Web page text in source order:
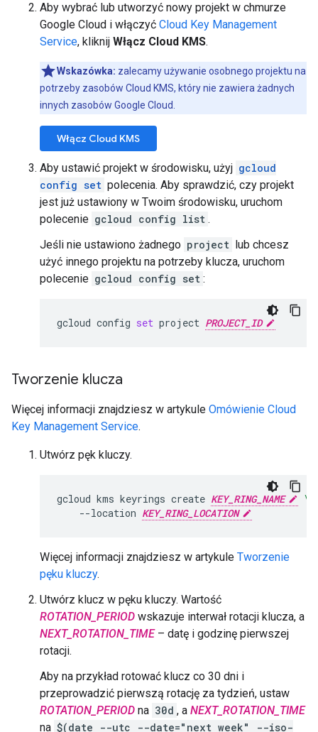
Aby wybrać lub utworzyć nowy projekt w chmurze
Google Cloud i włączyć Cloud Key Management
Service, kliknij Włącz Cloud KMS.
Wskazówka: zalecamy używanie osobnego projektu na
potrzeby zasobów Cloud KMS, który nie zawiera żadnych
innych zasobów Google Cloud.
Włącz Cloud KMS
Aby ustawić projekt w środowisku, użyj gcloud
config set polecenia. Aby sprawdzić, czy projekt
jest już ustawiony w Twoim środowisku, uruchom
polecenie gcloud config list .
Jeśli nie ustawiono żadnego project lub chcesz
użyć innego projektu na potrzeby klucza, uruchom
polecenie gcloud config set :
gcloud config set project PROJECT_ID
Tworzenie klucza
Więcej informacji znajdziesz w artykule Omówienie Cloud
Key Management Service.
Utwórz pęk kluczy.
gcloud kms keyrings create KEY_RING_NAME
\
--location KEY_RING_LOCATION
Więcej informacji znajdziesz w artykule Tworzenie
pęku kluczy.
Utwórz klucz w pęku kluczy. Wartość
ROTATION_PERIOD wskazuje interwał rotacji klucza, a
NEXT_ROTATION_TIME– datę i godzinę pierwszej
rotacji.
Aby na przykład rotować klucz co 30 dni i
przeprowadzić pierwszą rotację za tydzień, ustaw
ROTATION_PERIOD na 30d , a NEXT_ROTATION_TIME
na $(date --utc --date="next week" --iso-